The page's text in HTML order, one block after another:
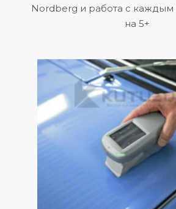
Nordberg и работа с
на 5+